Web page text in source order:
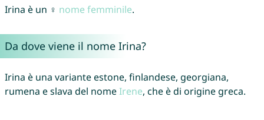
Irina è un ♀ nome femminile.
Da dove viene il nome Irina?
Irina è una variante estone, finlandese, georgiana,
rumena e slava del nomeIrene, che è di origine greca.